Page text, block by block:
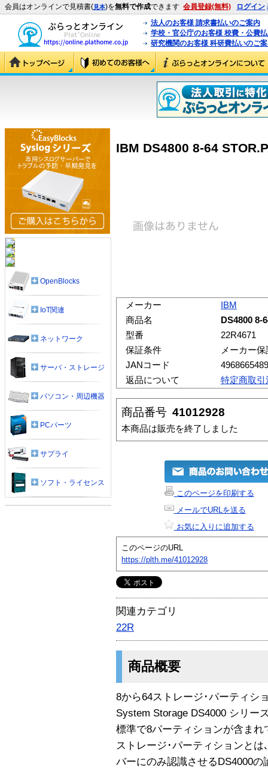
会員はオンラインで見積書(見本)を無料で作成できます 会員登録(無料) ログイン
法人のお客様 請求書払いのご案内
学校・官公庁のお客様 校費・公費
研究機関のお客様 科研費払いのご
IBM DS4800 8-64
メーカー
IBM
商品名
DS4800 8-
型番
22R4671
保証条件
メーカー保
JANコード
返品について
特定商取
商品番号 41012928
本商品は販売を終了しました
このページを印刷する
メールでURLを送る
お気に入りに追加する
このページのURL
https://plth.me/41012928
関連カテゴリ
22R
商品概要
8から64ストレージ･パーティシ
System Storage DS4000 シリー
標準で8パーティションが含まれ
ストレージ･パーティションと
バーにのみ認識させるDS4000の
OpenBlocks
IoT関連
ネットワーク
サーバ・ストレージ
パソコン・周辺機器
PCパーツ
サプライ
ソフト・ライセンス